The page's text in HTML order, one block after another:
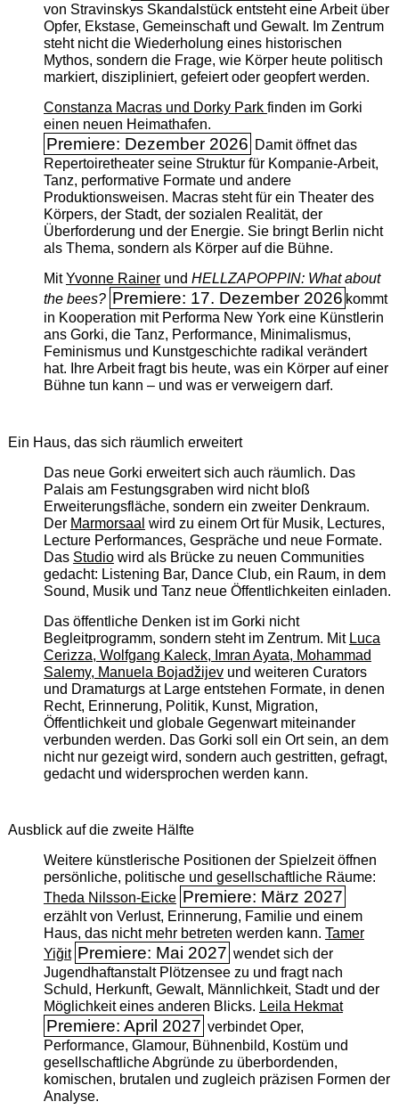
von Stravinskys Skandalstück entsteht eine Arbeit über
Opfer, Ekstase, Gemeinschaft und Gewalt. Im Zentrum
steht nicht die Wiederholung eines historischen
Mythos, sondern die Frage, wie Körper heute politisch
markiert, diszipliniert, gefeiert oder geopfert werden.
Constanza Macras und Dorky Park finden im Gorki
einen neuen Heimathafen.
Premiere: Dezember 2026 Damit öffnet das
Repertoiretheater seine Struktur für Kompanie-Arbeit,
Tanz, performative Formate und andere
Produktionsweisen. Macras steht für ein Theater des
Körpers, der Stadt, der sozialen Realität, der
Überforderung und der Energie. Sie bringt Berlin nicht
als Thema, sondern als Körper auf die Bühne.
MitYvonne Rainerund HELLZAPOPPIN: What about
the bees? Premiere: 17. Dezember 2026 kommt
in Kooperation mit Performa New York eine Künstlerin
ans Gorki, die Tanz, Performance, Minimalismus,
Feminismus und Kunstgeschichte radikal verändert
hat. Ihre Arbeit fragt bis heute, was ein Körper auf einer
Bühne tun kann – und was er verweigern darf.
Ein Haus, das sich räumlich erweitert
Das neue Gorki erweitert sich auch räumlich. Das
Palais am Festungsgraben wird nicht bloß
Erweiterungsfläche, sondern ein zweiter Denkraum.
Der Marmorsaal wird zu einem Ort für Musik, Lectures,
Lecture Performances, Gespräche und neue Formate.
Das Studiowird als Brücke zu neuen Communities
gedacht: Listening Bar, Dance Club, ein Raum, in dem
Sound, Musik und Tanz neue Öffentlichkeiten einladen.
Das öffentliche Denken ist im Gorki nicht
Begleitprogramm, sondern steht im Zentrum. Mit Luca
Cerizza, Wolfgang Kaleck, Imran Ayata, Mohammad
Salemy, Manuela Bojadžijevund weiteren Curators
und Dramaturgs at Large entstehen Formate, in denen
Recht, Erinnerung, Politik, Kunst, Migration,
Öffentlichkeit und globale Gegenwart miteinander
verbunden werden. Das Gorki soll ein Ort sein, an dem
nicht nur gezeigt wird, sondern auch gestritten, gefragt,
gedacht und widersprochen werden kann.
Ausblick auf die zweite Hälfte
Weitere künstlerische Positionen der Spielzeit öffnen
persönliche, politische und gesellschaftliche Räume:
Theda Nilsson-Eicke Premiere: März 2027
erzählt von Verlust, Erinnerung, Familie und einem
Haus, das nicht mehr betreten werden kann. Tamer
Yiğit Premiere: Mai 2027 wendet sich der
Jugendhaftanstalt Plötzensee zu und fragt nach
Schuld, Herkunft, Gewalt, Männlichkeit, Stadt und der
Möglichkeit eines anderen Blicks. Leila Hekmat
Premiere: April 2027 verbindet Oper,
Performance, Glamour, Bühnenbild, Kostüm und
gesellschaftliche Abgründe zu überbordenden,
komischen, brutalen und zugleich präzisen Formen der
Analyse.